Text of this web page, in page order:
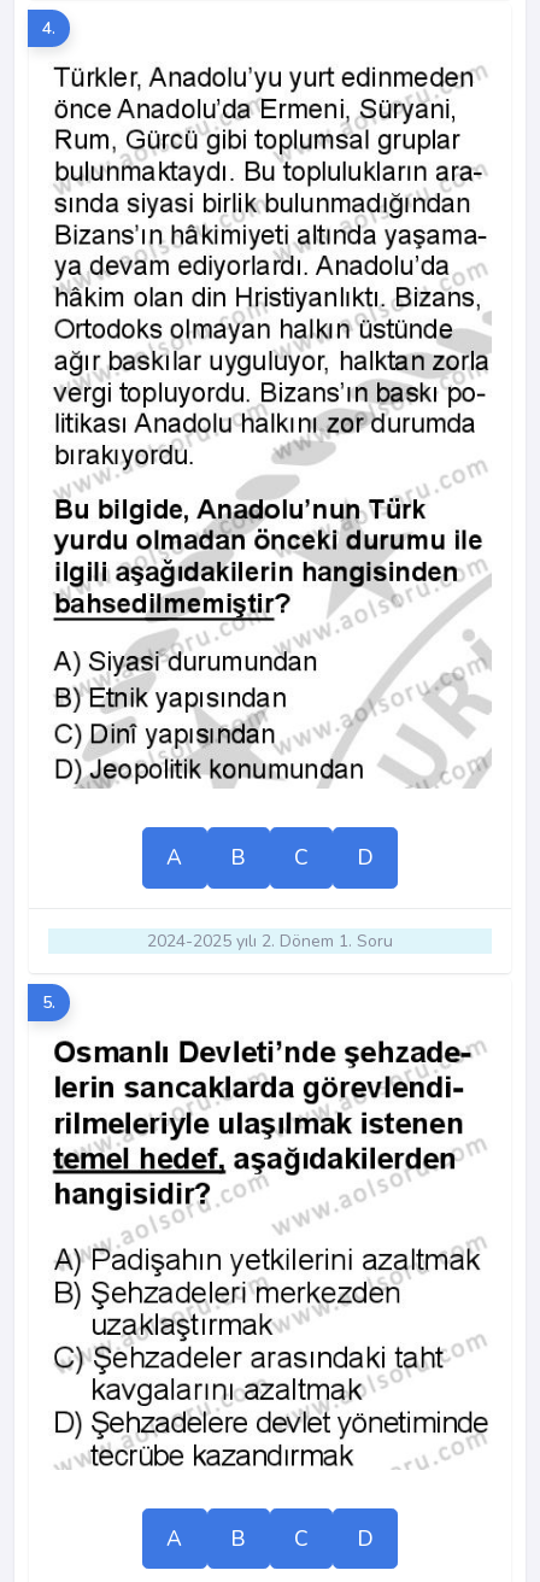
4.
A B C D
2024-2025 yılı 2. Dönem 1. Soru
5.
A B C D